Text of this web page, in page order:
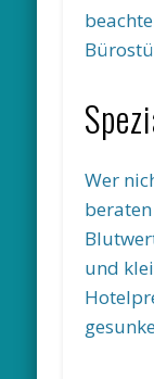
Wer
beraten
und